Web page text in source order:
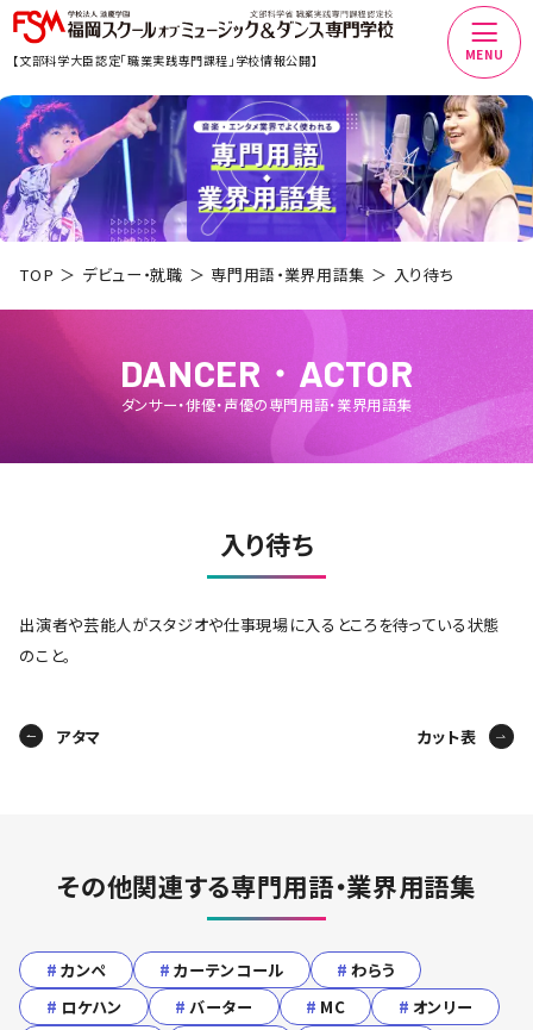
【文部科学大臣認定「職業実践専門課程」学校情報公開】 MENU
TOP デビュー・就職 専門用語・業界用語集 入り待ち
DANCER・ACTOR
ダンサー・俳優・声優の専門用語・業界用語集
入り待ち
出演者や芸能人がスタジオや仕事現場に入るところを待っている状態
のこと。
アタマ カット表
その他関連する専門用語・業界用語集
# カンペ # カーテンコール # わらう
# ロケハン # バーター # MC # オンリー